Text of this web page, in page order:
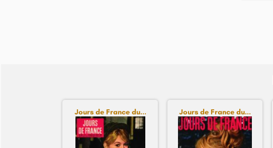
Jours de France du... Jours de France du...